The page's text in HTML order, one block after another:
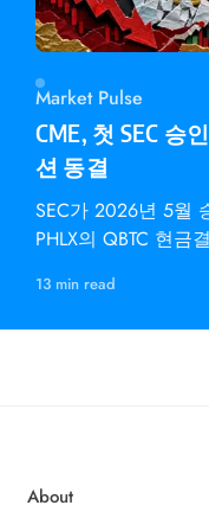
Market Pulse
CME, 첫 SEC 승
션 동결
SEC가 2026년 5월
PHLX의 QBTC 현금
13 min read
About